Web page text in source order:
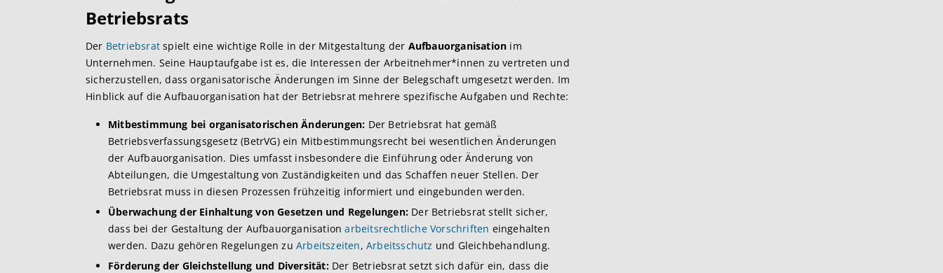
Betriebsrats
Der Betriebsrat spielt eine wichtige Rolle in der Mitgestaltung der Aufbauorganisation im
Unternehmen. Seine Hauptaufgabe ist es, die Interessen der Arbeitnehmer*innen zu vertreten und
sicherzustellen, dass organisatorische Änderungen im Sinne der Belegschaft umgesetzt werden. Im
Hinblick auf die Aufbauorganisation hat der Betriebsrat mehrere spezifische Aufgaben und Rechte:
Mitbestimmung bei organisatorischen Änderungen: Der Betriebsrat hat gemäß
Betriebsverfassungsgesetz (BetrVG) ein Mitbestimmungsrecht bei wesentlichen Änderungen
der Aufbauorganisation. Dies umfasst insbesondere die Einführung oder Änderung von
Abteilungen, die Umgestaltung von Zuständigkeiten und das Schaffen neuer Stellen. Der
Betriebsrat muss in diesen Prozessen frühzeitig informiert und eingebunden werden.
Überwachung der Einhaltung von Gesetzen und Regelungen: Der Betriebsrat stellt sicher,
dass bei der Gestaltung der Aufbauorganisationarbeitsrechtliche Vorschriften eingehalten
werden. Dazu gehören Regelungen zu Arbeitszeiten,Arbeitsschutz und Gleichbehandlung.
Förderung der Gleichstellung und Diversität:Der Betriebsrat setzt sich dafür ein, dass die